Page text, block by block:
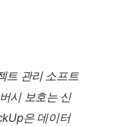
트 관리 소프트
시 보호는 신
은 데이터